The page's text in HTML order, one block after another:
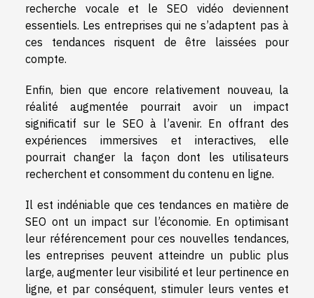
recherche vocale et le SEO vidéo deviennent
essentiels. Les entreprises qui ne s’adaptent pas à
ces tendances risquent de être laissées pour
compte.
Enfin, bien que encore relativement nouveau, la
réalité augmentée pourrait avoir un impact
significatif sur le SEO à l’avenir. En offrant des
expériences immersives et interactives, elle
pourrait changer la façon dont les utilisateurs
recherchent et consomment du contenu en ligne.
Il est indéniable que ces tendances en matière de
SEO ont un impact sur l’économie. En optimisant
leur référencement pour ces nouvelles tendances,
les entreprises peuvent atteindre un public plus
large, augmenter leur visibilité et leur pertinence en
ligne, et par conséquent, stimuler leurs ventes et